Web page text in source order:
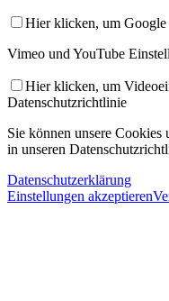
Hier klicken, um Google
Vimeo und YouTube
Hier klicken, um
Datenschutzrichtlinie
Sie können unsere
in unseren
Datenschutzerklärung
Einstellungen akzeptieren